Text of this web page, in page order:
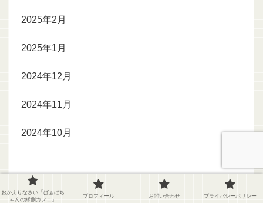
2025年2月
2025年1月
2024年12月
2024年11月
2024年10月
おかえりなさい「ばぁばち
ゃんの縁側カフェ」
プロフィール お問い合わせ プライバシーポリシー